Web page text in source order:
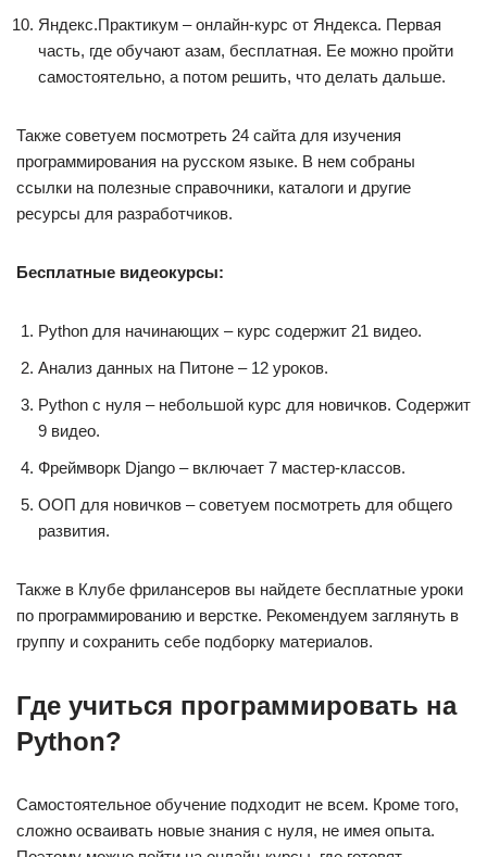
Яндекс.Практикум – онлайн-курс от Яндекса. Первая
часть, где обучают азам, бесплатная. Ее можно пройти
самостоятельно, а потом решить, что делать дальше.
Также советуем посмотреть 24 сайта для изучения
программирования на русском языке. В нем собраны
ссылки на полезные справочники, каталоги и другие
ресурсы для разработчиков.
Бесплатные видеокурсы:
Python для начинающих – курс содержит 21 видео.
Анализ данных на Питоне – 12 уроков.
Python с нуля – небольшой курс для новичков. Содержит
9 видео.
Фреймворк Django – включает 7 мастер-классов.
ООП для новичков – советуем посмотреть для общего
развития.
Также в Клубе фрилансеров вы найдете бесплатные уроки
по программированию и верстке. Рекомендуем заглянуть в
группу и сохранить себе подборку материалов.
Где учиться программировать на
Python?
Самостоятельное обучение подходит не всем. Кроме того,
сложно осваивать новые знания с нуля, не имея опыта.